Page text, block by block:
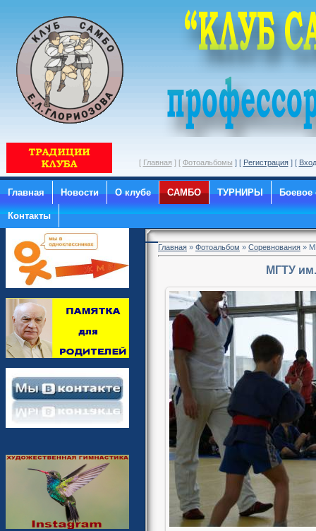
[ Главная ] [ Фотоальбомы ] [ Регистрация] [ Вход
Главная Новости О клубе САМБО ТУРНИРЫ Боевое
Контакты
Главная » Фотоальбом » Соревнования »
МГТУ